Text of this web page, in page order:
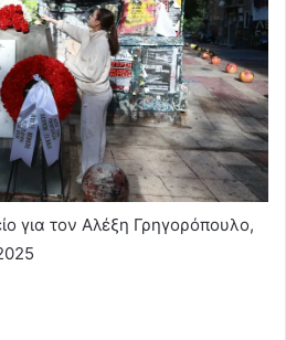
για τον Αλέξη Γρηγορόπουλο,